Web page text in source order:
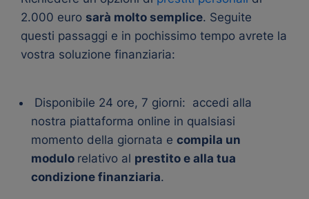
2.000 euro sarà molto semplice. Seguite
questi passaggi e in pochissimo tempo avrete la
vostra soluzione finanziaria:
Disponibile 24 ore, 7 giorni: accedi alla
nostra piattaforma online in qualsiasi
momento della giornata e compila un
modulo relativo al prestito e alla tua
condizione finanziaria.